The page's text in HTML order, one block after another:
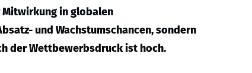
in globalen
und Wachstumschancen, sondern
der Wettbewerbsdruck ist hoch.